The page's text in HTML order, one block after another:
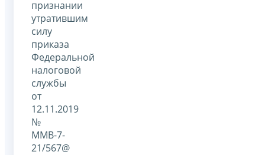
признании
утратившим
силу
приказа
Федеральной
налоговой
службы
от
12.11.2019
№
ММВ-7-
21/567@